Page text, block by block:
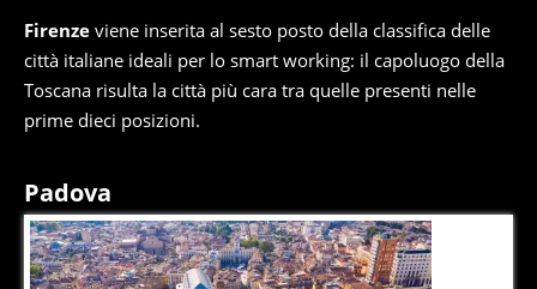
Firenze viene inserita al sesto posto della classifica delle
città italiane ideali per lo smart working: il capoluogo della
Toscana risulta la città più cara tra quelle presenti nelle
prime dieci posizioni.
Padova